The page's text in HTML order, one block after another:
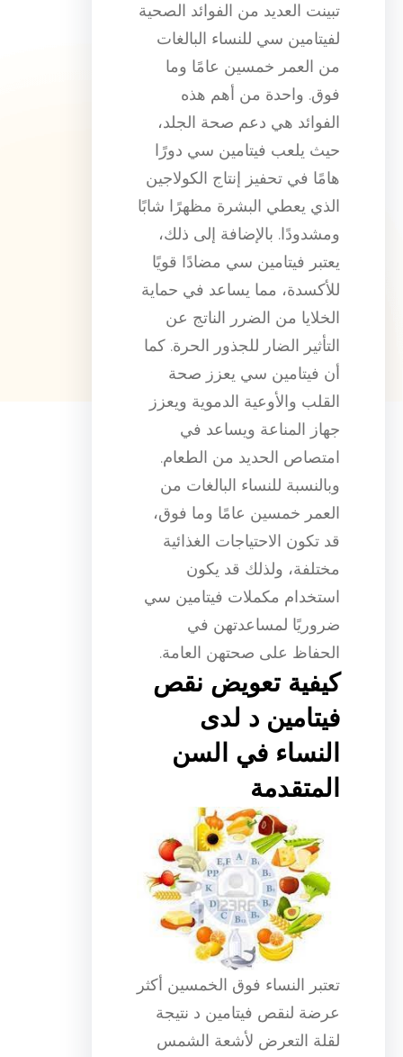
تبينت العديد من الفوائد الصحية
لفيتامين سي للنساء البالغات
من العمر خمسين عامًا وما
فوق. واحدة من أهم هذه
الفوائد هي دعم صحة الجلد،
حيث يلعب فيتامين سي دورًا
هامًا في تحفيز إنتاج الكولاجين
الذي يعطي البشرة مظهرًا شابًا
ومشدودًا. بالإضافة إلى ذلك،
يعتبر فيتامين سي مضادًا قويًا
للأكسدة، مما يساعد في حماية
الخلايا من الضرر الناتج عن
التأثير الضار للجذور الحرة. كما
أن فيتامين سي يعزز صحة
القلب والأوعية الدموية ويعزز
جهاز المناعة ويساعد في
امتصاص الحديد من الطعام.
وبالنسبة للنساء البالغات من
العمر خمسين عامًا وما فوق،
قد تكون الاحتياجات الغذائية
مختلفة، ولذلك قد يكون
استخدام مكملات فيتامين سي
ضروريًا لمساعدتهن في
الحفاظ على صحتهن العامة.
كيفية تعويض نقص
فيتامين د لدى
النساء في السن
المتقدمة
تعتبر النساء فوق الخمسين أكثر
عرضة لنقص فيتامين د نتيجة
لقلة التعرض لأشعة الشمس